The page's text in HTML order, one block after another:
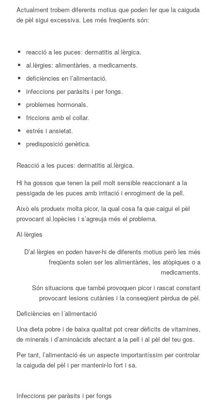
Actualment trobem diferents motius que poden fer que la caiguda
de pèl sigui excessiva. Les més freqüents són:
reacció a les puces: dermatitis al.lèrgica.
al.lèrgies: alimentàries, a medicaments.
deficiències en l’alimentació.
infeccions per paràsits i per fongs.
problemes hormonals.
friccions amb el collar.
estrés i ansietat.
predisposició genètica.
Reacció a les puces: dermatitis al.lèrgica.
Hi ha gossos que tenen la pell molt sensible reaccionant a la
pessigada de les puces amb irritació i enrogiment de la pell.
Això els produeix molta picor, la qual cosa fa que caigui el pèl
provocant al.lopècies i s’agreuja més el problema.
Al·lèrgies
D’al·lèrgies en poden haver-hi de diferents motius però les més
freqüents solen ser les alimentàries, les atòpiques o a
medicaments.
Són situacions que també provoquen picor i rascat constant
provocant lesions cutànies i la conseqüent pèrdua de pèl.
Deficiències en l´alimentació
Una dieta pobre i de baixa qualitat pot crear dèficits de vitamines,
de minerals i d’aminoàcids afectant a la pell i al pèl del teu gos.
Per tant, l’alimentació és un aspecte importantíssim per controlar
la caiguda del pèl i per mantenir-lo fort i sa.
Infeccions per paràsits i per fongs